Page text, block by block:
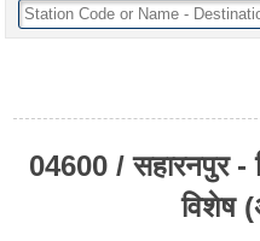
04600 / सहारनपुर -
विशेष